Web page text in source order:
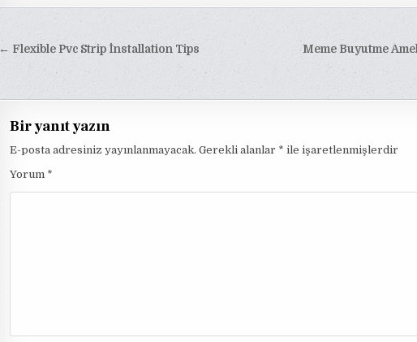
Yazı
Meme Buyutme
← Flexible Pvc Strip İnstallation Tips
Bir yanıt yazın
E-posta adresiniz yayınlanmayacak. Gerekli alanlar * ile işaretlenmişlerdir
Yorum *